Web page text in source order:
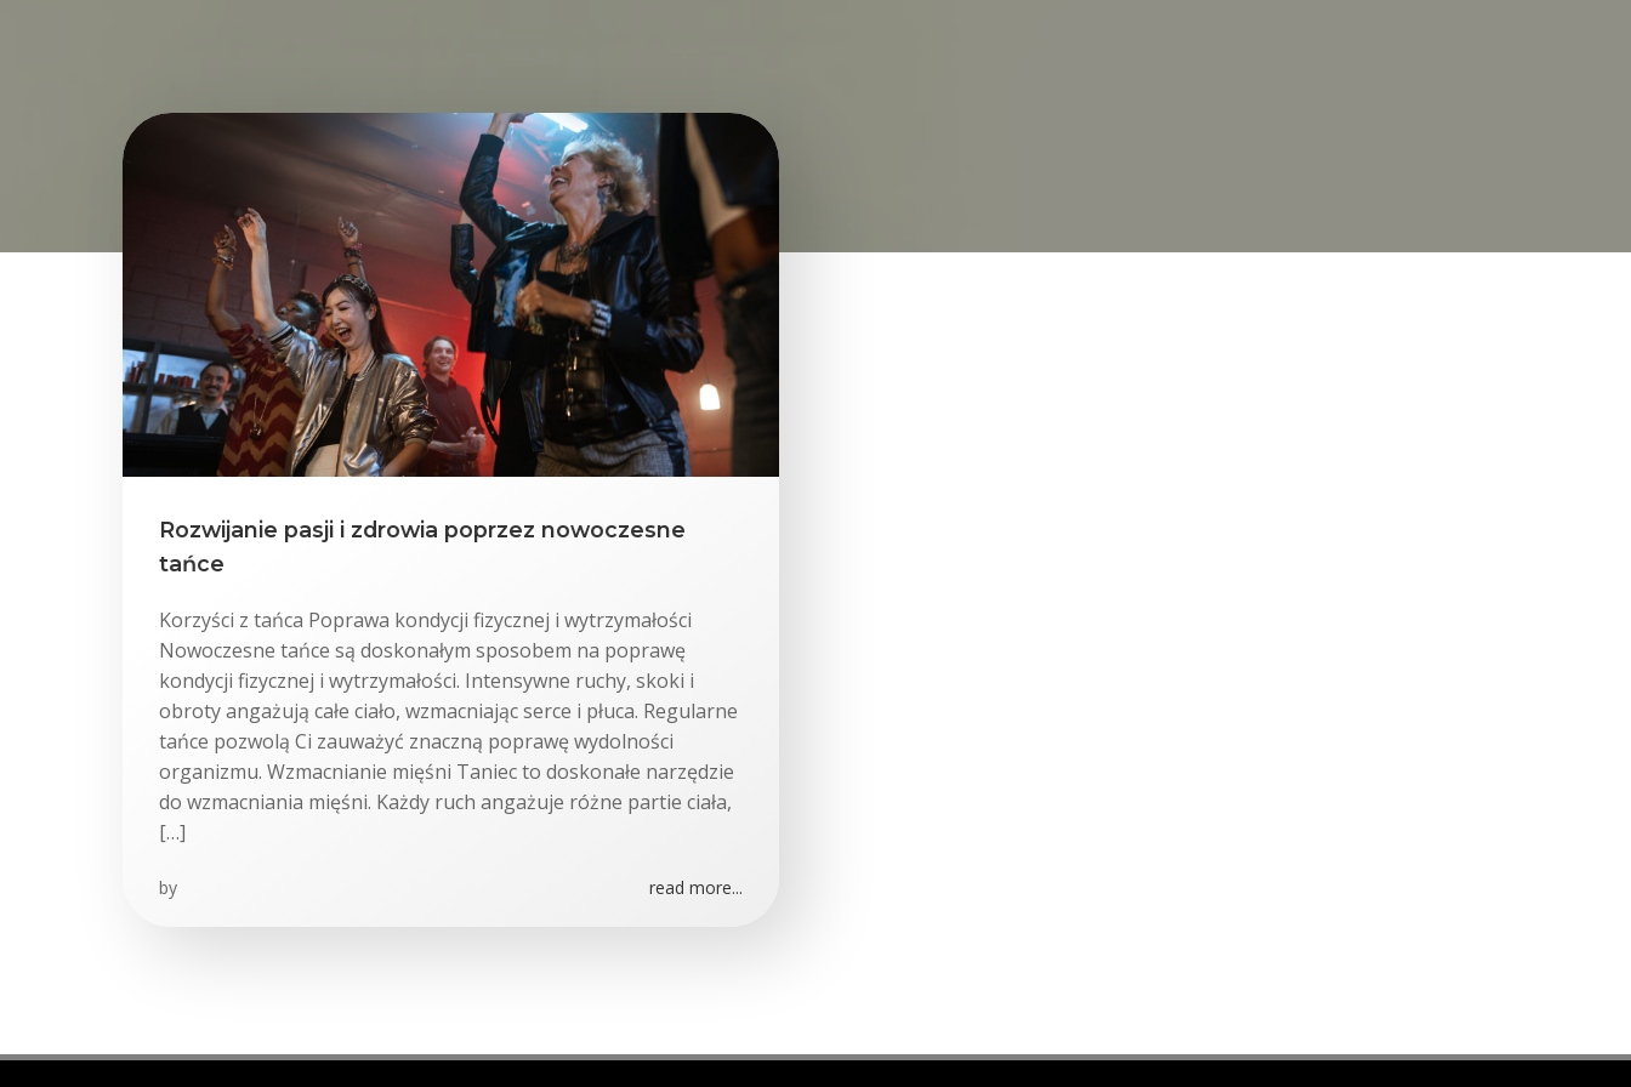
Rozwijanie pasji i zdrowia poprzez nowoczesne
tańce
Korzyści z tańca Poprawa kondycji fizycznej i wytrzymałości
Nowoczesne tańce są doskonałym sposobem na poprawę
kondycji fizycznej i wytrzymałości. Intensywne ruchy, skoki i
obroty angażują całe ciało, wzmacniając serce i płuca. Regularne
tańce pozwolą Ci zauważyć znaczną poprawę wydolności
organizmu. Wzmacnianie mięśni Taniec to doskonałe narzędzie
do wzmacniania mięśni. Każdy ruch angażuje różne partie ciała,
[…]
by read more...